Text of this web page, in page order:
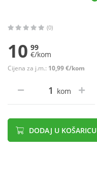
(0)
10 99
€/kom
Cijena za j.m.: 10,99 €/kom
kom
DODAJ U KOŠARICU